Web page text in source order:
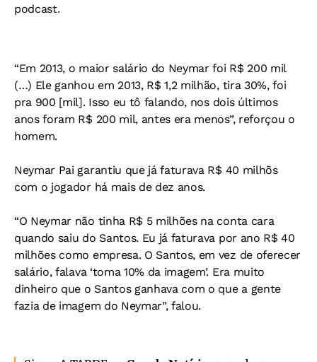
podcast.
“Em 2013, o maior salário do Neymar foi R$ 200 mil
(…) Ele ganhou em 2013, R$ 1,2 milhão, tira 30%, foi
pra 900 [mil]. Isso eu tô falando, nos dois últimos
anos foram R$ 200 mil, antes era menos”, reforçou o
homem.
Neymar Pai garantiu que já faturava R$ 40 milhõs
com o jogador há mais de dez anos.
“O Neymar não tinha R$ 5 milhões na conta cara
quando saiu do Santos. Eu já faturava por ano R$ 40
milhões como empresa. O Santos, em vez de oferecer
salário, falava ‘toma 10% da imagem’. Era muito
dinheiro que o Santos ganhava com o que a gente
fazia de imagem do Neymar”, falou.